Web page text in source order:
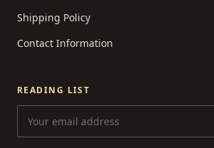
Shipping Policy
Contact Information
READING LIST